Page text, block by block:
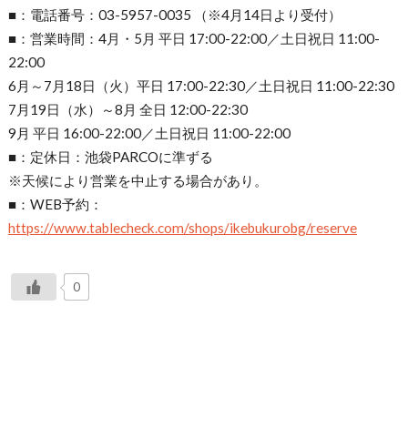
■：電話番号：03-5957-0035 （※4月14日より受付）
■：営業時間：4月・5月 平日 17:00-22:00／土日祝日 11:00-
22:00
6月～7月18日（火）平日 17:00-22:30／土日祝日 11:00-22:30
7月19日（水）～8月 全日 12:00-22:30
9月 平日 16:00-22:00／土日祝日 11:00-22:00
■：定休日：池袋PARCOに準ずる
※天候により営業を中止する場合があり。
■：WEB予約：
https://www.tablecheck.com/shops/ikebukurobg/reserve
0